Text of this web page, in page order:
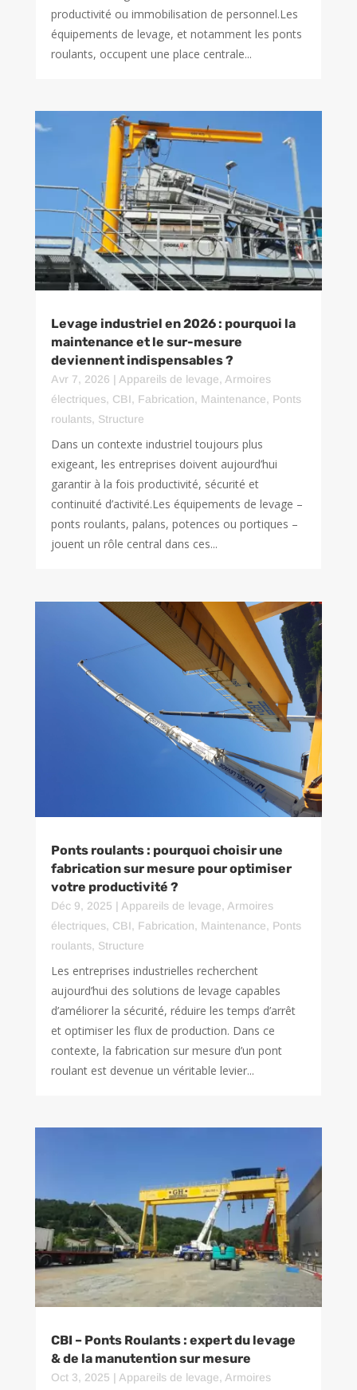
productivité ou immobilisation de personnel.Les
équipements de levage, et notamment les ponts
roulants, occupent une place centrale...
Levage industriel en 2026 : pourquoi la
maintenance et le sur-mesure
deviennent indispensables ?
Avr 7, 2026 | Appareils de levage, Armoires
électriques, CBI, Fabrication, Maintenance, Ponts
roulants, Structure
Dans un contexte industriel toujours plus
exigeant, les entreprises doivent aujourd’hui
garantir à la fois productivité, sécurité et
continuité d’activité.Les équipements de levage –
ponts roulants, palans, potences ou portiques –
jouent un rôle central dans ces...
Ponts roulants : pourquoi choisir une
fabrication sur mesure pour optimiser
votre productivité ?
Déc 9, 2025 | Appareils de levage, Armoires
électriques, CBI, Fabrication, Maintenance, Ponts
roulants, Structure
Les entreprises industrielles recherchent
aujourd’hui des solutions de levage capables
d’améliorer la sécurité, réduire les temps d’arrêt
et optimiser les flux de production. Dans ce
contexte, la fabrication sur mesure d’un pont
roulant est devenue un véritable levier...
CBI – Ponts Roulants : expert du levage
& de la manutention sur mesure
Oct 3, 2025 | Appareils de levage, Armoires